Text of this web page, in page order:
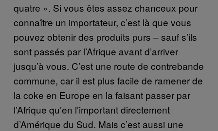
quatre ». Si vous êtes assez chanceux pour
connaître un importateur, c’est là que vous
pouvez obtenir des produits purs – sauf s’ils
sont passés par l’Afrique avant d’arriver
jusqu’à vous. C’est une route de contrebande
commune, car il est plus facile de ramener de
la coke en Europe en la faisant passer par
l’Afrique qu’en l’important directement
d’Amérique du Sud. Mais c’est aussi une